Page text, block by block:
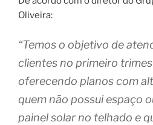
Oliveira:
“Temos o objetivo de
clientes no primeiro
oferecendo planos com
quem não possui espaço
painel solar no telhado e